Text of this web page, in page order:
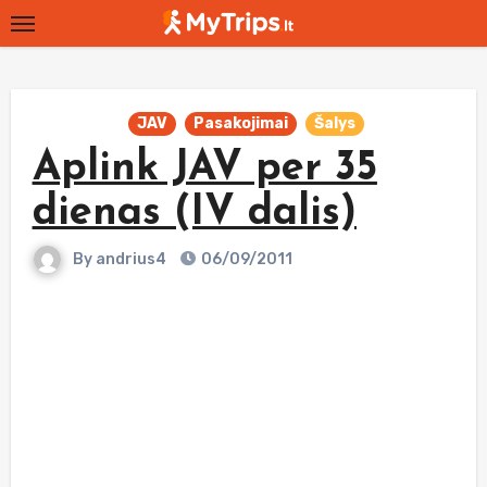
Skip
to
JAV Pasakojimai Šalys
Aplink JAV per 35
dienas (IV dalis)
By andrius4 06/09/2011